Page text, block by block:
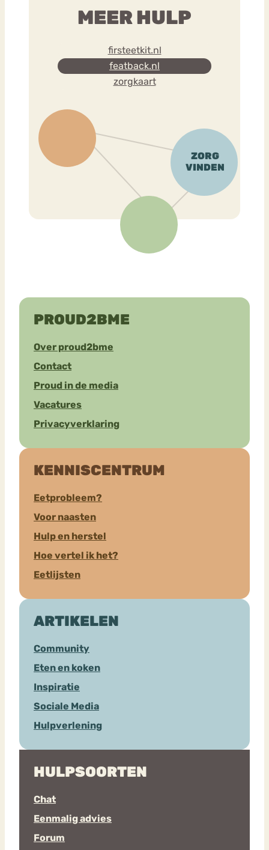
MEER HULP
firsteetkit.nl
featback.nl
zorgkaart
PROUD2BME
Over proud2bme
Contact
Proud in de media
Vacatures
Privacyverklaring
KENNISCENTRUM
Eetprobleem?
Voor naasten
Hulp en herstel
Hoe vertel ik het?
Eetlijsten
ARTIKELEN
Community
Eten en koken
Inspiratie
Sociale Media
Hulpverlening
HULPSOORTEN
Chat
Eenmalig advies
Forum